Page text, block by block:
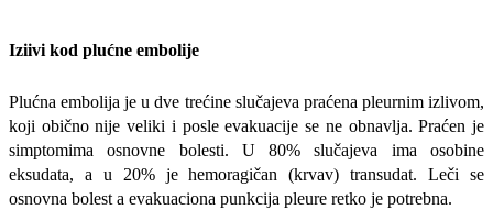
Iziivi kod plućne embolije
Plućna embolija je u dve trećine slučajeva praćena pleurnim izlivom,
koji obično nije veliki i posle evakuacije se ne obnavlja. Praćen je
simptomima osnovne bolesti. U 80% slučajeva ima osobine
eksudata, a u 20% jehemoragičan (krvav) transudat. Leči se
osnovna bolest a evakuaciona punkcija pleure retko je potrebna.